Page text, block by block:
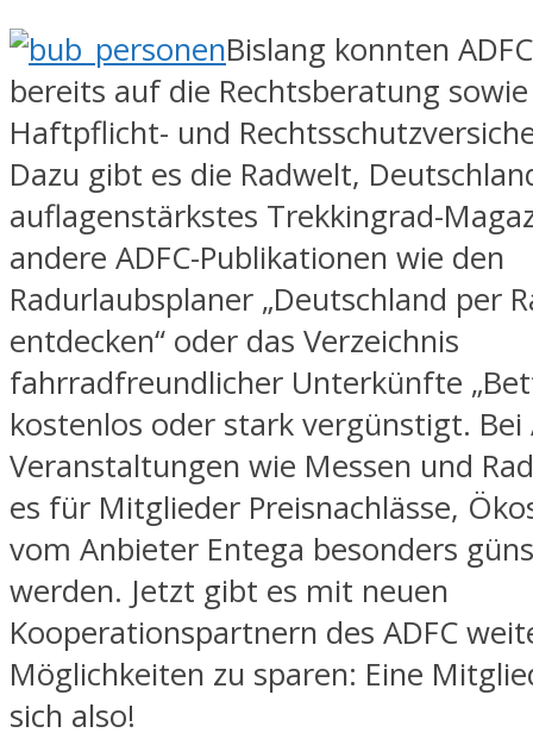
Bislang konnten
bereits auf die Rechtsberatung
Haftpflicht- und
Dazu gibt es die Radwelt,
auflagenstärkstes Trekkingrad-
andere ADFC-Publikationen wie den
Radurlaubsplaner „Deutschland per
entdecken“ oder das Verzeichnis
fahrradfreundlicher Unterkünfte
kostenlos oder stark vergünstigt. Bei
Veranstaltungen wie Messen und
es für Mitglieder Preisnachlässe,
vom Anbieter Entega besonders
werden. Jetzt gibt es mit neuen
Kooperationspartnern des ADFC
Möglichkeiten zu sparen: Eine
sich also!